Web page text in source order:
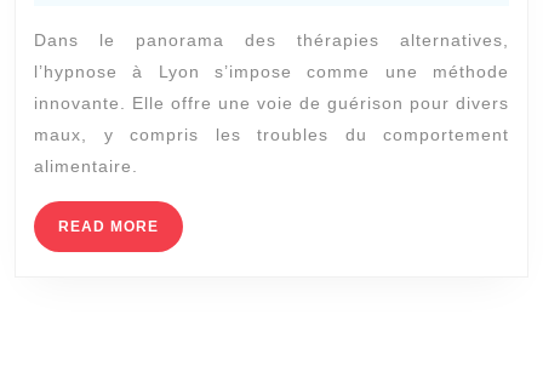
à
les
Dans le panorama des thérapies alternatives,
l’hypnose à Lyon s’impose comme une méthode
innovante. Elle offre une voie de guérison pour divers
maux, y compris les troubles du comportement
alimentaire.
READ MORE READ
MORE